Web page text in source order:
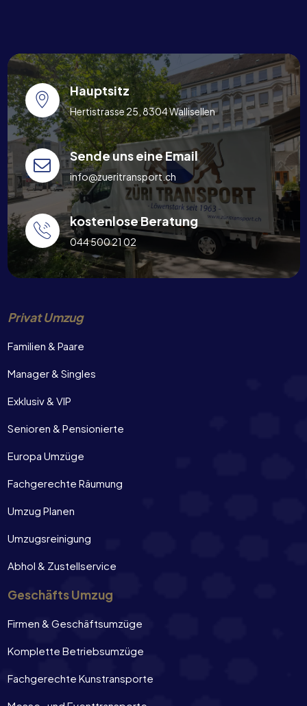
Hauptsitz
Hertistrasse 25, 8304 Wallisellen
Sende uns eine Email
info@zueritransport.ch
kostenlose Beratung
044 500 21 02
Privat Umzug
Familien & Paare
Manager & Singles
Exklusiv & VIP
Senioren & Pensionierte
Europa Umzüge
Fachgerechte Räumung
Umzug Planen
Umzugsreinigung
Abhol & Zustellservice
Geschäfts Umzug
Firmen & Geschäftsumzüge
Komplette Betriebsumzüge
Fachgerechte Kunstransporte